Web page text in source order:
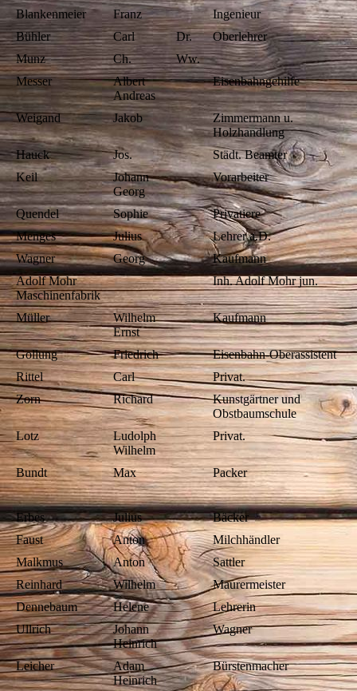
Blankenmeier
Franz
Ingenieur
Bühler
Carl Dr.
Oberlehrer
Munz
Ch.
Ww.
Messer
Albert
Andreas
Eisenbahngehilfe
Weigand Jakob
Zimmermann u.
Holzhandlung
Hauck
Jos.
Städt. Beamter
Keil
Johann
Georg
Vorarbeiter
Quendel Sophie
Privatiere
Menges
Julius
Lehrer a.D.
Wagner
Georg
Kaufmann
Adolf Mohr
Maschinenfabrik
Inh. Adolf Mohr jun.
Müller
Wilhelm
Ernst
Kaufmann
Gollung Friedrich
Eisenbahn-Oberassistent
Rittel
Carl
Privat.
Zorn
Richard
Kunstgärtner und
Obstbaumschule
Lotz
Ludolph
Wilhelm
Privat.
Bundt Max Packer
Erbes Julius
Bäcker
Faust
Anton
Milchhändler
Malkmus
Anton
Sattler
Reinhard
Wilhelm
Maurermeister
Dennebaum
Helene
Lehrerin
Ullrich
Johann
Heinrich
Wagner
Leicher
Adam
Heinrich
Bürstenmacher